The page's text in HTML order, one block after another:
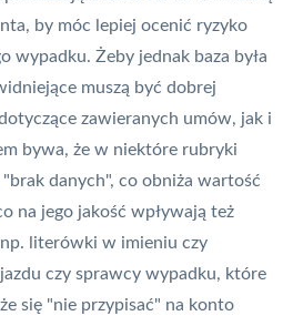
by móc lepiej ocenić ryzyko
wypadku. Żeby jednak baza była
muszą być dobrej
zawieranych umów, jak i
bywa, że w niektóre rubryki
danych", co obniża wartość
na jego jakość wpływają też
literówki w imieniu czy
czy sprawcy wypadku, które
się "nie przypisać" na konto